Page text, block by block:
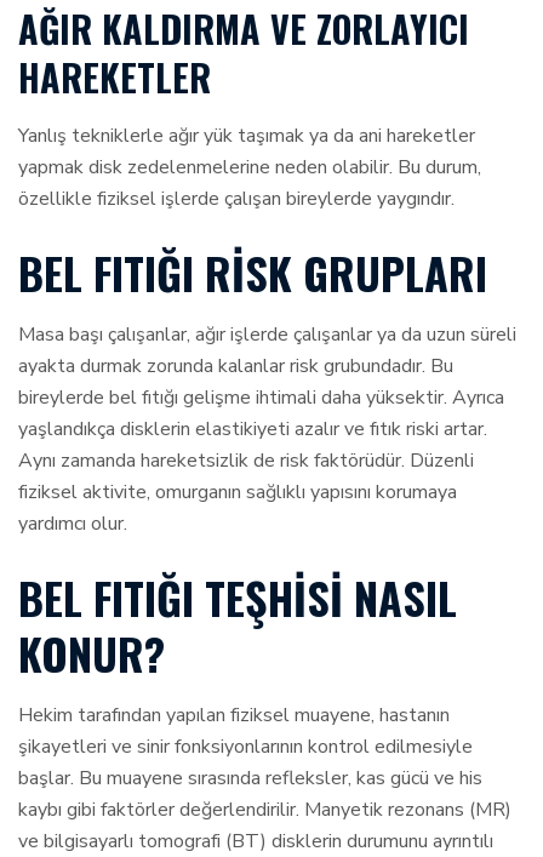
AĞIR KALDIRMA VE ZORLAYICI
HAREKETLER
Yanlış tekniklerle ağır yük taşımak ya da ani hareketler
yapmak disk zedelenmelerine neden olabilir. Bu durum,
özellikle fiziksel işlerde çalışan bireylerde yaygındır.
BEL FITIĞI RISK GRUPLARI
Masa başı çalışanlar, ağır işlerde çalışanlar ya da uzun süreli
ayakta durmak zorunda kalanlar risk grubundadır. Bu
bireylerde bel fıtığı gelişme ihtimali daha yüksektir. Ayrıca
yaşlandıkça disklerin elastikiyeti azalır ve fıtık riski artar.
Aynı zamanda hareketsizlik de risk faktörüdür. Düzenli
fiziksel aktivite, omurganın sağlıklı yapısını korumaya
yardımcı olur.
BEL FITIĞI TEŞHISI NASIL
KONUR?
Hekim tarafından yapılan fiziksel muayene, hastanın
şikayetleri ve sinir fonksiyonlarının kontrol edilmesiyle
başlar. Bu muayene sırasında refleksler, kas gücü ve his
kaybı gibi faktörler değerlendirilir. Manyetik rezonans (MR)
ve bilgisayarlı tomografi (BT) disklerin durumunu ayrıntılı